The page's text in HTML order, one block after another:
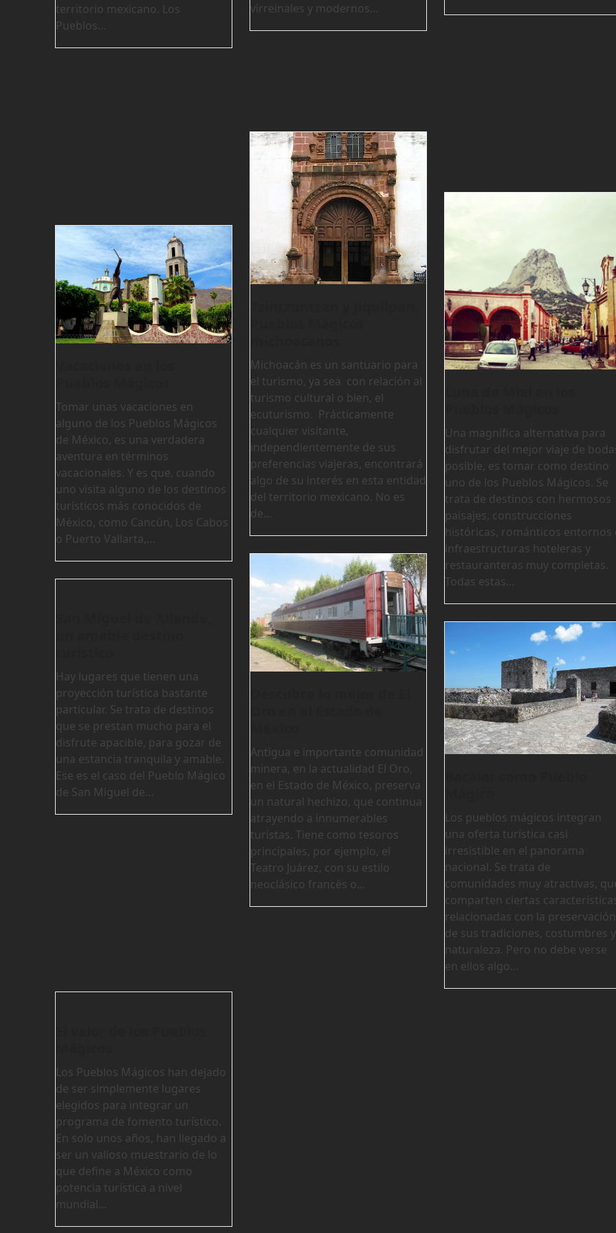
territorio mexicano. Los
Pueblos…
virreinales y modernos…
Tomar unas vacaciones en
alguno de los Pueblos Mágicos
de México, es una verdadera
aventura en términos
vacacionales. Y es que, cuando
uno visita alguno de los destinos
turísticos más conocidos de
México, como Cancún, Los Cabos
o Puerto Vallarta,…
Michoacán es un santuario para
el turismo, ya sea con relación al
turismo cultural o bien, el
ecuturismo. Prácticamente
cualquier visitante,
independientemente de sus
preferencias viajeras, encontrará
algo de su interés en esta entidad
del territorio mexicano. No es
de…
Una magnífica alternativa para
disfrutar del mejor viaje de
posible, es tomar como destino
uno de los Pueblos Mágicos. Se
trata de destinos con hermosos
paisajes, construcciones
históricas, románticos entornos
infraestructuras hoteleras y
restauranteras muy completas.
Todas estas…
Hay lugares que tienen una
proyección turística bastante
particular. Se trata de destinos
que se prestan mucho para el
disfrute apacible, para gozar de
una estancia tranquila y amable.
Ese es el caso del Pueblo Mágico
de San Miguel de…
Antigua e importante comunidad
minera, en la actualidad El Oro,
en el Estado de México, preserva
un natural hechizo, que continua
atrayendo a innumerables
turistas. Tiene como tesoros
principales, por ejemplo, el
Teatro Juárez, con su estilo
neoclásico francés o…
Los pueblos mágicos integran
una oferta turística casi
irresistible en el panorama
nacional. Se trata de
comunidades muy atractivas,
comparten ciertas
relacionadas con la preservación
de sus tradiciones, costumbres y
naturaleza. Pero no debe verse
en ellos algo…
Los Pueblos Mágicos han dejado
de ser simplemente lugares
elegidos para integrar un
programa de fomento turístico.
En solo unos años, han llegado a
ser un valioso muestrario de lo
que define a México como
potencia turística a nivel
mundial…